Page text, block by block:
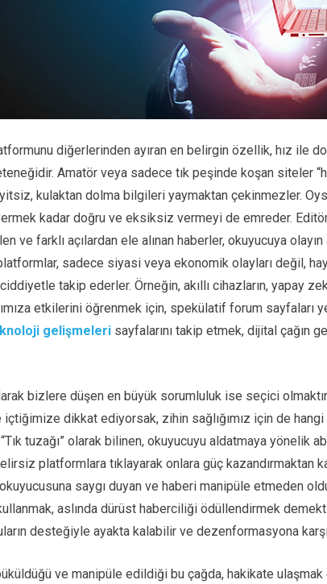
diğerlerinden ayıran en belirgin özellik, hız ile
Amatör veya sadece tık peşinde koşan siteler
kulaktan dolma bilgileri yaymaktan çekinmezler.
vermek kadar doğru ve eksiksiz vermeyi de emreder.
ve farklı açılardan ele alınan haberler, okuyucuya olayın
sadece siyasi veya ekonomik olayları değil,
takip ederler. Örneğin, akıllı cihazların, yapay
etkilerini öğrenmek için, spekülatif forum sayfaları
gelişmeleri sayfalarını takip etmek, dijital çağın
bizlere düşen en büyük sorumluluk ise seçici olmaktır.
dikkat ediyorsak, zihin sağlığımız için de
tuzağı” olarak bilinen, okuyucuyu aldatmaya yönelik
platformlara tıklayarak onlara güç kazandırmaktan
saygı duyan ve haberi manipüle etmeden
aslında dürüst haberciliği ödüllendirmek
desteğiyle ayakta kalabilir ve dezenformasyona
ve manipüle edildiği bu çağda, hakikate